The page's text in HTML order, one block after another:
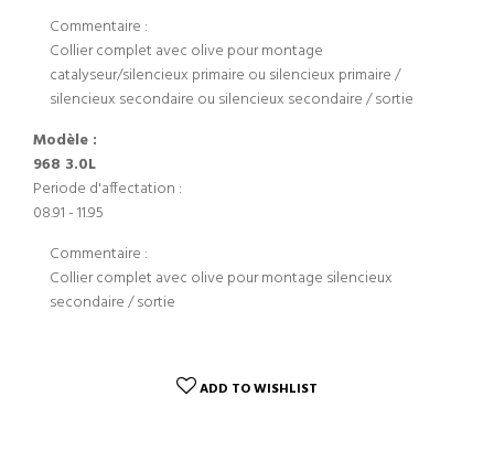
Commentaire :
Collier complet avec olive pour montage
catalyseur/silencieux primaire ou silencieux primaire /
silencieux secondaire ou silencieux secondaire / sortie
Modèle :
968 3.0L
Periode d'affectation :
08.91 - 11.95
Commentaire :
Collier complet avec olive pour montage silencieux
secondaire / sortie
ADD TO WISHLIST